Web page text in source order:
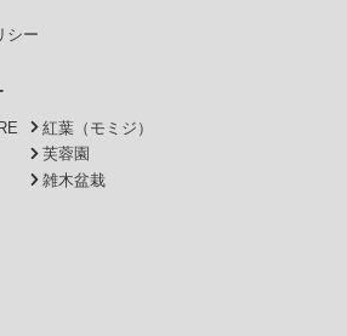
シー
紅葉（モミジ）
芙蓉園
雑木盆栽